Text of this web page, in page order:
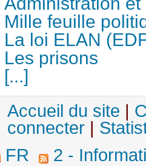
Mille feuille
La loi ELAN
Les prisons
[...]
Accueil du site|
connecter|
FR
2 -